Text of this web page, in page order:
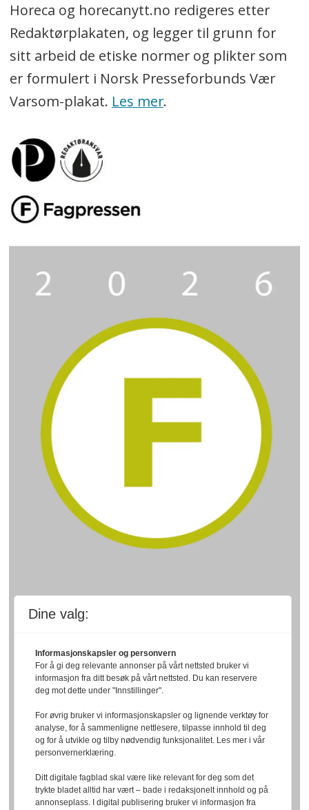
Horeca og horecanytt.no redigeres etter
Redaktørplakaten, og legger til grunn for
sitt arbeid de etiske normer og plikter som
er formulert i Norsk Presseforbunds Vær
Varsom-plakat. Les mer.
Dine valg:
Informasjonskapsler og personvern
For å gi deg relevante annonser på vårt nettsted bruker vi
informasjon fra ditt besøk på vårt nettsted. Du kan reservere
deg mot dette under "Innstillinger".
For øvrig bruker vi informasjonskapsler og lignende verktøy for
analyse, for å sammenligne nettlesere, tilpasse innhold til deg
og for å utvikle og tilby nødvendig funksjonalitet. Les mer i vår
personvernerklæring.
Ditt digitale fagblad skal være like relevant for deg som det
trykte bladet alltid har vært – bade i redaksjonelt innhold og på
annonseplass. I digital publisering bruker vi informasjon fra